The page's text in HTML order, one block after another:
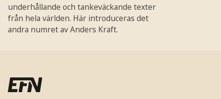
underhållande och tankeväckande texter
från hela världen. Här introduceras det
andra numret av Anders Kraft.